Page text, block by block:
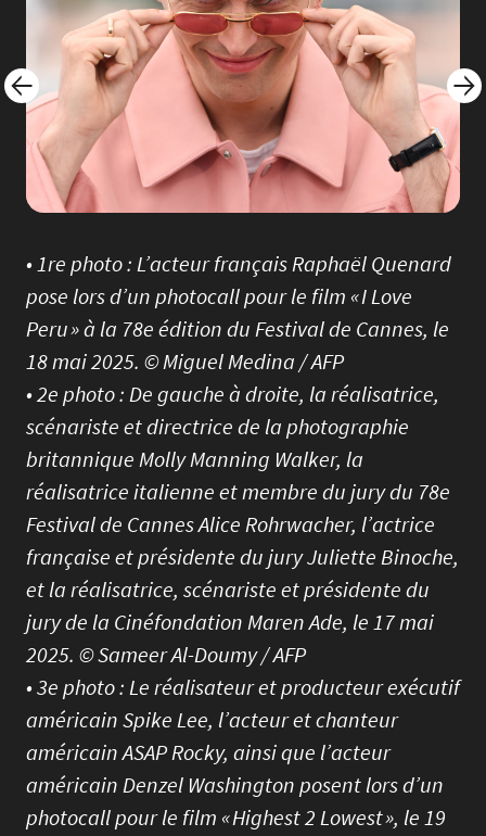
• 1re photo : L’acteur français Raphaël Quenard
pose lors d’un photocall pour le film « I Love
Peru » à la 78e édition du Festival de Cannes, le
18 mai 2025. © Miguel Medina / AFP
• 2e photo : De gauche à droite, la réalisatrice,
scénariste et directrice de la photographie
britannique Molly Manning Walker, la
réalisatrice italienne et membre du jury du 78e
Festival de Cannes Alice Rohrwacher, l’actrice
française et présidente du jury Juliette Binoche,
et la réalisatrice, scénariste et présidente du
jury de la Cinéfondation Maren Ade, le 17 mai
2025. © Sameer Al-Doumy / AFP
• 3e photo : Le réalisateur et producteur exécutif
américain Spike Lee, l’acteur et chanteur
américain ASAP Rocky, ainsi que l’acteur
américain Denzel Washington posent lors d’un
photocall pour le film « Highest 2 Lowest », le 19